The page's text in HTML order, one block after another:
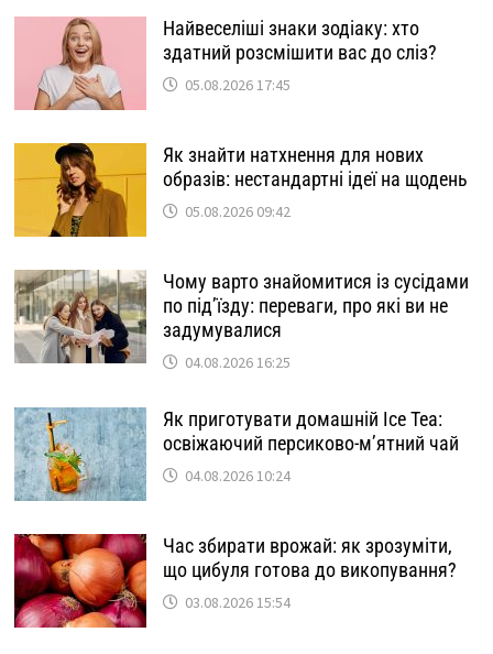
Найвеселіші знаки зодіаку: хто
здатний розсмішити вас до сліз?
05.08.2026 17:45
Як знайти натхнення для нових
образів: нестандартні ідеї на щодень
05.08.2026 09:42
Чому варто знайомитися із сусідами
по під’їзду: переваги, про які ви не
задумувалися
04.08.2026 16:25
Як приготувати домашній Ice Tea:
освіжаючий персиково-м’ятний чай
04.08.2026 10:24
Час збирати врожай: як зрозуміти,
що цибуля готова до викопування?
03.08.2026 15:54